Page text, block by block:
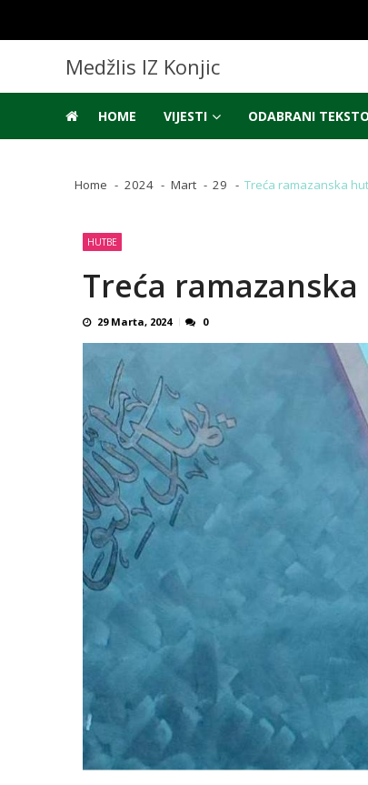
navigation
content
Medžlis IZ Konjic
HOME VIJESTI ODABRANI
Home 2024 Mart 29 Treća ramazanska
HUTBE
Treća
29 Marta, 2024 0